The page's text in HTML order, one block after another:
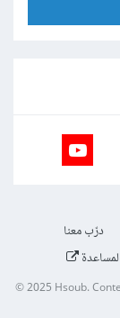
درّب معنا
© 2025Hsoub.